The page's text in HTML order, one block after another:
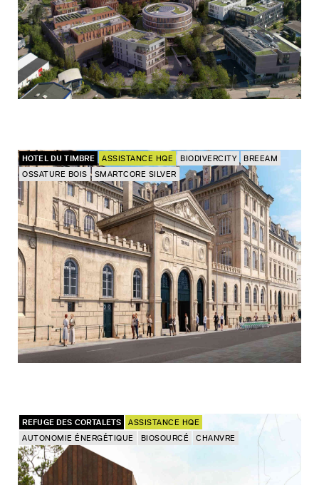
HOTEL DU TIMBRE ASSISTANCE HQE BIODIVERCITY
BREEAM
OSSATURE BOIS
SMARTCORE SILVER
REFUGE DES CORTALETS
ASSISTANCE HQE
AUTONOMIE ÉNERGÉTIQUE
BIOSOURCÉ CHANVRE